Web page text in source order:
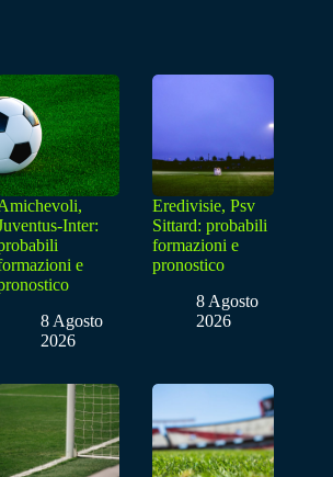
Inter:
e
8 Agosto
2026
Eredivisie, Psv
Sittard: probabili
formazioni e
pronostico
8 Agosto
2026